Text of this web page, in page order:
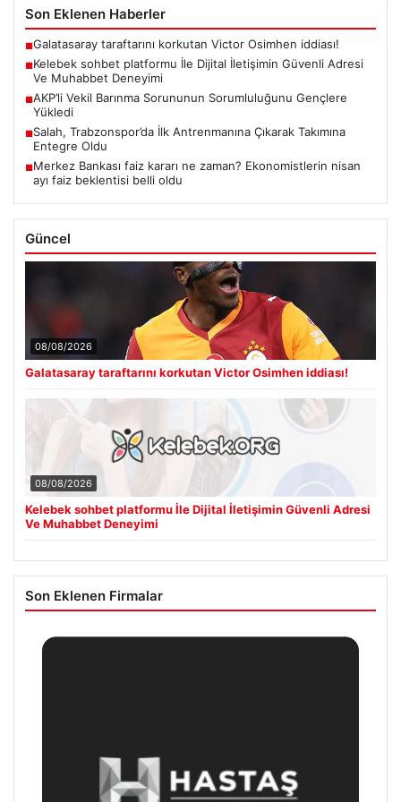
Son Eklenen Haberler
■Galatasaray taraftarını korkutan Victor Osimhen iddiası!
■Kelebek sohbet platformu İle Dijital İletişimin Güvenli Adresi
Ve Muhabbet Deneyimi
■AKP’li Vekil Barınma Sorununun Sorumluluğunu Gençlere
Yükledi
■Salah, Trabzonspor’da İlk Antrenmanına Çıkarak Takımına
Entegre Oldu
■Merkez Bankası faiz kararı ne zaman? Ekonomistlerin nisan
ayı faiz beklentisi belli oldu
Güncel
08/08/2026
Galatasaray taraftarını korkutan Victor Osimhen iddiası!
08/08/2026
Kelebek sohbet platformu İle Dijital İletişimin Güvenli Adresi
Ve Muhabbet Deneyimi
Son Eklenen Firmalar